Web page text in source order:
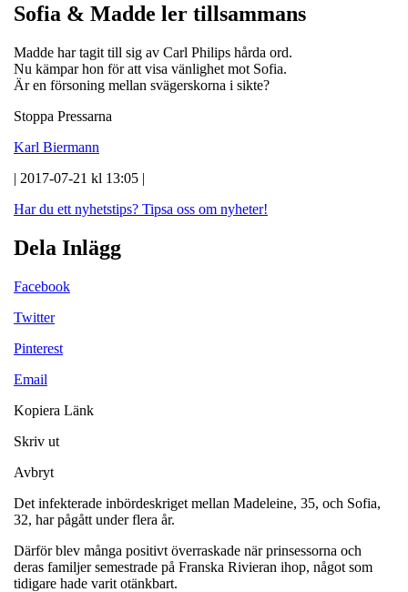
Sofia & Madde ler tillsammans
Madde har tagit till sig av Carl Philips hårda ord.
Nu kämpar hon för att visa vänlighet mot Sofia.
Är en försoning mellan svägerskorna i sikte?
Stoppa Pressarna
Karl Biermann
| 2017-07-21 kl 13:05 |
Har du ett nyhetstips? Tipsa oss om nyheter!
Dela Inlägg
Facebook
Twitter
Pinterest
Email
Kopiera Länk
Skriv ut
Avbryt
Det infekterade inbördeskriget mellan Madeleine, 35, och Sofia,
32, har pågått under flera år.
Därför blev många positivt överraskade när prinsessorna och
deras familjer semestrade på Franska Rivieran ihop, något som
tidigare hade varit otänkbart.